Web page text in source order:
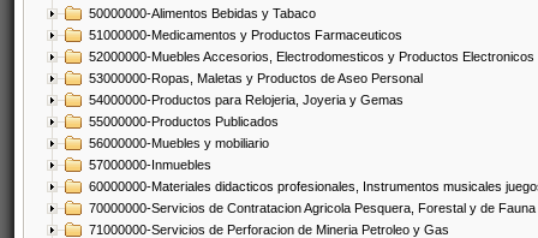
50000000-Alimentos Bebidas y Tabaco
51000000-Medicamentos y Productos Farmaceuticos
52000000-Muebles Accesorios, Electrodomesticos y Productos Electronicos
53000000-Ropas, Maletas y Productos de Aseo Personal
54000000-Productos para Relojeria, Joyeria y Gemas
55000000-Productos Publicados
56000000-Muebles y mobiliario
57000000-Inmuebles
60000000-Materiales didacticos profesionales, Instrumentos musicales
70000000-Servicios de Contratacion Agricola Pesquera, Forestal y de Fauna
71000000-Servicios de Perforacion de Mineria Petroleo y Gas